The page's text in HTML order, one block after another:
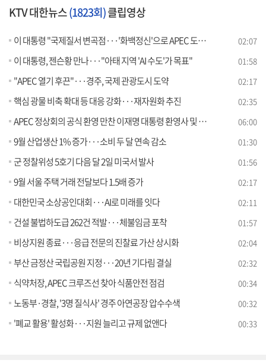
KTV 대한뉴스(1823회)클립영상
이 대통령 "국제질서 변곡점···'화백정신'으로 APEC 도약" 02:07
이 대통령, 젠슨황 만나···"아태 지역 'AI 수도'가 목표" 01:58
"APEC 열기 후끈"···경주, 국제 관광도시 도약 02:17
핵심 광물 비축 확대 등 대응 강화···재자원화 추진 02:35
APEC 정상회의 공식 환영 만찬 이재명 대통령 환영사 및 건배사 06:00
9월 산업생산 1% 증가···소비 두 달 연속 감소 01:30
군 정찰위성 5호기 다음 달 2일 미국서 발사 01:56
9월 서울 주택 거래 전달보다 1.5배 증가 02:17
대한민국 소상공인대회···AI로 미래를 잇다 02:11
건설 불법하도급 262건 적발···체불임금 포착 01:57
비상지원 종료···응급 전문의 진찰료 가산 상시화 02:04
부산 금정산 국립공원 지정···20년 기다림 결실 02:32
식약처장, APEC 크루즈선 찾아 식품안전 점검 00:34
노동부·경찰, '3명 질식사' 경주 아연공장 압수수색 00:32
'폐교 활용' 활성화···지원 늘리고 규제 없앤다 00:33